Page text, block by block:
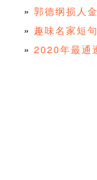
» 郭德纲损人
» 趣味名家短
» 2020年最通